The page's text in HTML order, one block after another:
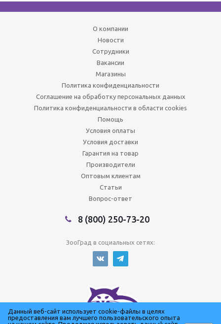
О компании
Новости
Сотрудники
Вакансии
Магазины
Политика конфиденциальности
Соглашение на обработку персональных данных
Политика конфиденциальности в области cookies
Помощь
Условия оплаты
Условия доставки
Гарантия на товар
Производители
Оптовым клиентам
Статьи
Вопрос-ответ
8 (800) 250-73-20
ЗооГрад в социальных сетях:
Данный веб-сайт использует cookie-файлы в целях
предоставления вам лучшего пользовательского опыта